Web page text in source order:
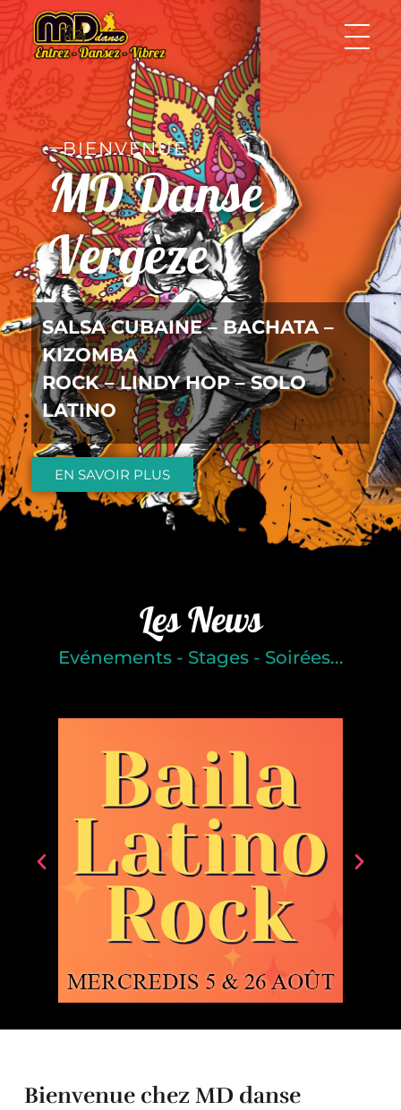
BIENVENUE
MD Danse
Vergèze
SALSA CUBAINE – BACHATA –
KIZOMBA
ROCK – LINDY HOP – SOLO
LATINO
EN SAVOIR PLUS
Les News
Evénements - Stages - Soirées...
Bienvenue chez MD danse